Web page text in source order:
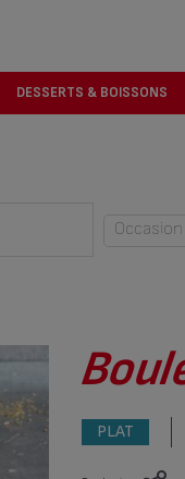
DESSERTS & BOISSONS
Occasion
Eté (5)
PLAT